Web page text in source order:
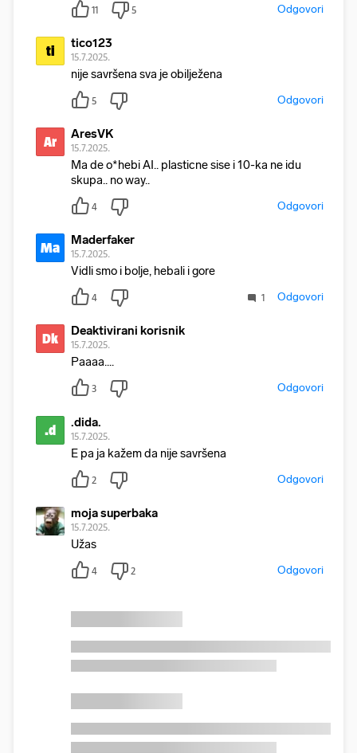
11 5 Odgovori
ti tico123
15.7.2025.
nije savršena sva je obilježena
5 Odgovori
Ar AresVK
15.7.2025.
Ma de o*hebi AI.. plasticne sise i 10-ka ne idu
skupa.. no way..
4 Odgovori
Ma Maderfaker
15.7.2025.
Vidli smo i bolje, hebali i gore
4 1 Odgovori
Dk Deaktivirani korisnik
15.7.2025.
Paaaa....
3 Odgovori
.d .dida.
15.7.2025.
E pa ja kažem da nije savršena
2 Odgovori
moja superbaka
15.7.2025.
Užas
4 2 Odgovori